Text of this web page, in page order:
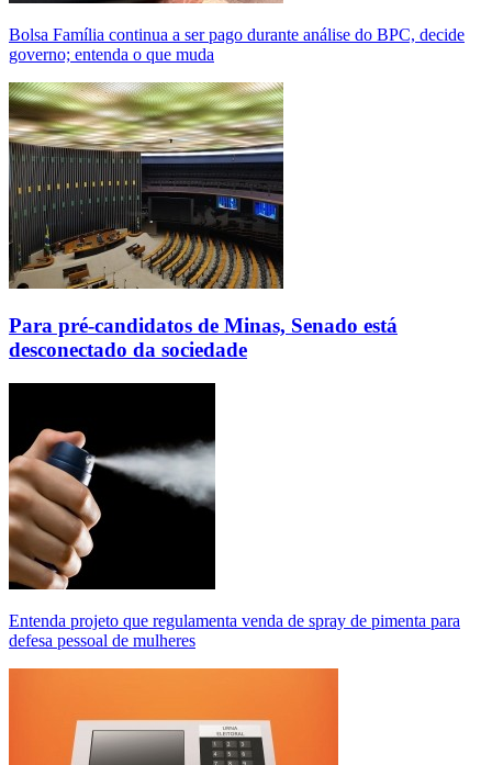
Bolsa Família continua a ser pago durante análise do BPC, decide
governo; entenda o que muda
Para pré-candidatos de Minas, Senado está
desconectado da sociedade
Entenda projeto que regulamenta venda de spray de pimenta para
defesa pessoal de mulheres